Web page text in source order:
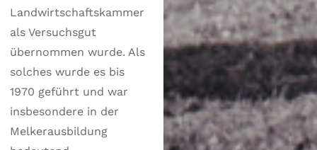
Landwirtschaftskammer
als Versuchsgut
übernommen wurde. Als
solches wurde es bis
1970 geführt und war
insbesondere in der
Melkerausbildung